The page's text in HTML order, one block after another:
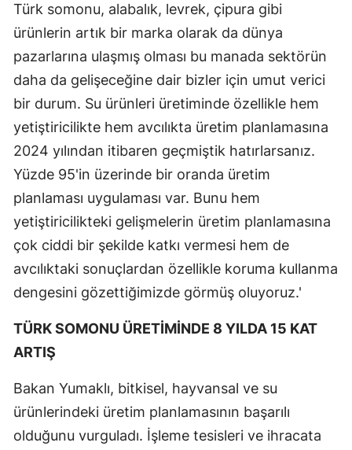
Türk somonu, alabalık, levrek, çipura gibi
ürünlerin artık bir marka olarak da dünya
pazarlarına ulaşmış olması bu manada sektörün
daha da gelişeceğine dair bizler için umut verici
bir durum. Su ürünleri üretiminde özellikle hem
yetiştiricilikte hem avcılıkta üretim planlamasına
2024 yılından itibaren geçmiştik hatırlarsanız.
Yüzde 95'in üzerinde bir oranda üretim
planlaması uygulaması var. Bunu hem
yetiştiricilikteki gelişmelerin üretim planlamasına
çok ciddi bir şekilde katkı vermesi hem de
avcılıktaki sonuçlardan özellikle koruma kullanma
dengesini gözettiğimizde görmüş oluyoruz.'
TÜRK SOMONU ÜRETİMİNDE 8 YILDA 15 KAT
ARTIŞ
Bakan Yumaklı, bitkisel, hayvansal ve su
ürünlerindeki üretim planlamasının başarılı
olduğunu vurguladı. İşleme tesisleri ve ihracata